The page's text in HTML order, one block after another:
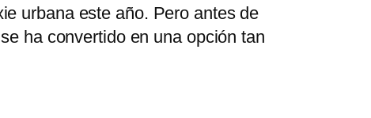
urbana este año. Pero antes de
ha convertido en una opción tan